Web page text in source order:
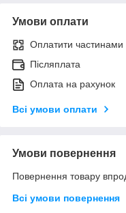
Умови оплати
Оплатити частинами
Післяплата
Оплата на рахунок
Всі умови оплати
Умови повернення
Повернення товару
Всі умови повернення